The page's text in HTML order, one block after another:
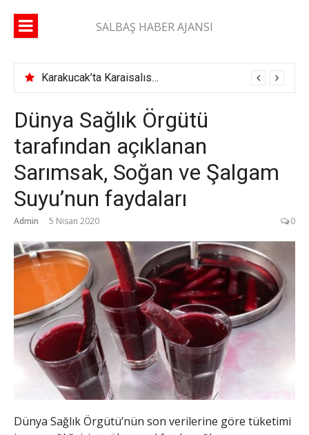
SALBAŞ HABER AJANSI
Karakucak’ta Karaisalıspor fırtınası
Dünya Sağlık Örgütü
tarafından açıklanan
Sarımsak, Soğan ve Şalgam
Suyu’nun faydaları
Admin 5 Nisan 2020 0
Dünya Sağlık Örgütü’nün son verilerine göre tüketimi